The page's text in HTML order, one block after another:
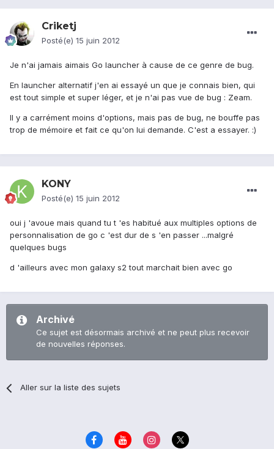
Criketj
Posté(e) 15 juin 2012
Je n'ai jamais aimais Go launcher à cause de ce genre de bug.
En launcher alternatif j'en ai essayé un que je connais bien, qui
est tout simple et super léger, et je n'ai pas vue de bug : Zeam.
Il y a carrément moins d'options, mais pas de bug, ne bouffe pas
trop de mémoire et fait ce qu'on lui demande. C'est a essayer. :)
KONY
Posté(e) 15 juin 2012
oui j 'avoue mais quand tu t 'es habitué aux multiples options de
personnalisation de go c 'est dur de s 'en passer ...malgré
quelques bugs
d 'ailleurs avec mon galaxy s2 tout marchait bien avec go
Archivé
Ce sujet est désormais archivé et ne peut plus recevoir
de nouvelles réponses.
Aller sur la liste des sujets